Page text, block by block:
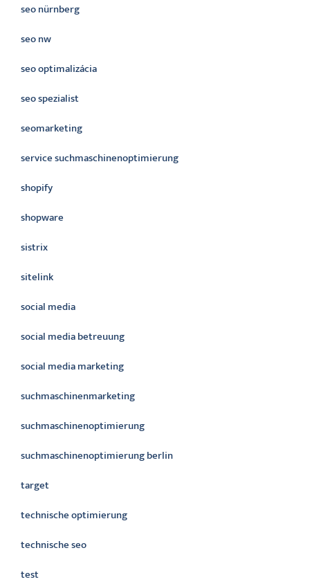
seo nürnberg
seo nw
seo optimalizácia
seo spezialist
seomarketing
service suchmaschinenoptimierung
shopify
shopware
sistrix
sitelink
social media
social media betreuung
social media marketing
suchmaschinenmarketing
suchmaschinenoptimierung
suchmaschinenoptimierung berlin
target
technische optimierung
technische seo
test